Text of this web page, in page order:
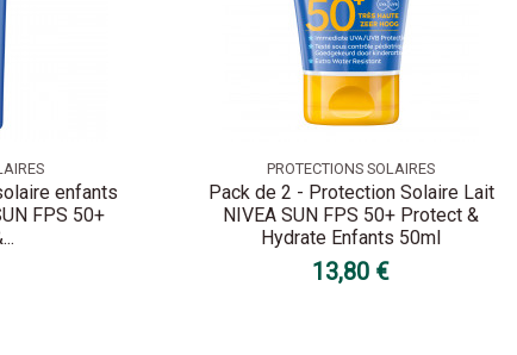
enfants
FPS 50+
PROTECTIONS SOLAIRES
Pack de 2 - Protection Solaire Lait
NIVEA SUN FPS 50+ Protect &
Hydrate Enfants 50ml
13,80 €